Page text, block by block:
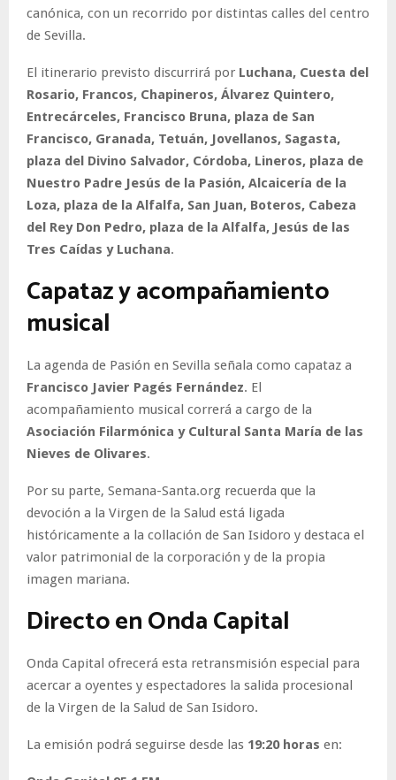
canónica, con un recorrido por distintas calles del centro
de Sevilla.
El itinerario previsto discurrirá por Luchana, Cuesta del
Rosario, Francos, Chapineros, Álvarez Quintero,
Entrecárceles, Francisco Bruna, plaza de San
Francisco, Granada, Tetuán, Jovellanos, Sagasta,
plaza del Divino Salvador, Córdoba, Lineros, plaza de
Nuestro Padre Jesús de la Pasión, Alcaicería de la
Loza, plaza de la Alfalfa, San Juan, Boteros, Cabeza
del Rey Don Pedro, plaza de la Alfalfa, Jesús de las
Tres Caídas y Luchana.
Capataz y acompañamiento
musical
La agenda de Pasión en Sevilla señala como capataz a
Francisco Javier Pagés Fernández. El
acompañamiento musical correrá a cargo de la
Asociación Filarmónica y Cultural Santa María de las
Nieves de Olivares.
Por su parte, Semana-Santa.org recuerda que la
devoción a la Virgen de la Salud está ligada
históricamente a la collación de San Isidoro y destaca el
valor patrimonial de la corporación y de la propia
imagen mariana.
Directo en Onda Capital
Onda Capital ofrecerá esta retransmisión especial para
acercar a oyentes y espectadores la salida procesional
de la Virgen de la Salud de San Isidoro.
La emisión podrá seguirse desde las 19:20 horas en: